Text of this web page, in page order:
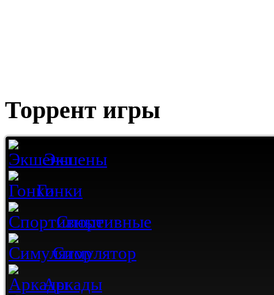
Торрент игры
Экшены
Гонки
Спортивные
Симулятор
Аркады